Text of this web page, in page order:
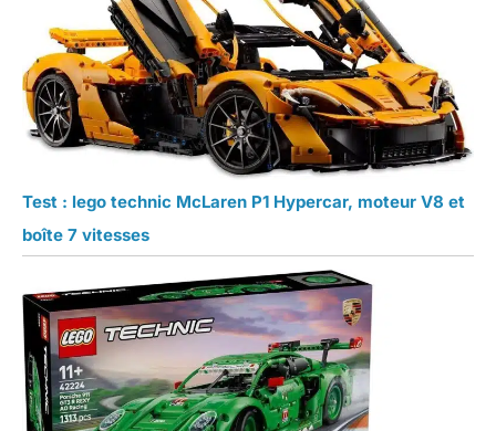
Test : lego technic McLaren P1 Hypercar, moteur V8 et
boîte 7 vitesses